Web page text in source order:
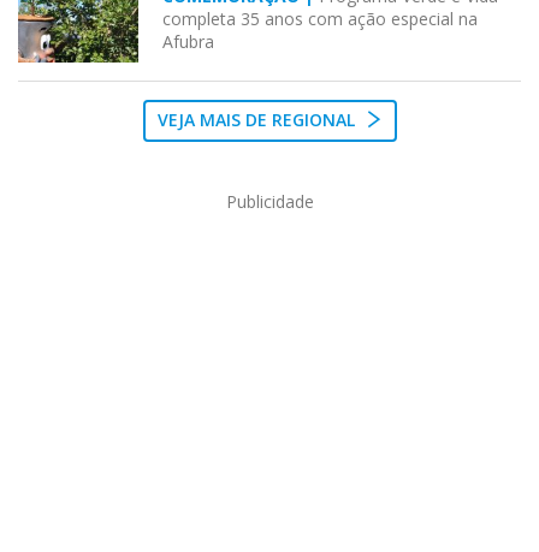
completa 35 anos com ação especial na
Afubra
VEJA MAIS DE REGIONAL
Publicidade